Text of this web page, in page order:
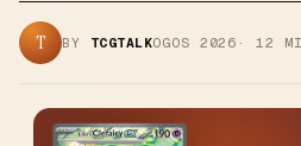
T BY TCGTALKOGOS 2026 ·12